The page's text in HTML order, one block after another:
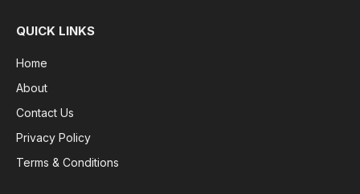
QUICK LINKS
Home
About
Contact Us
Privacy Policy
Terms & Conditions